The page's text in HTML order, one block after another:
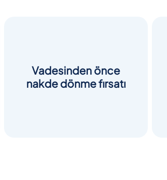
Vadesinden önce
nakde dönme fırsatı